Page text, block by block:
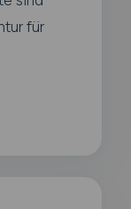
für